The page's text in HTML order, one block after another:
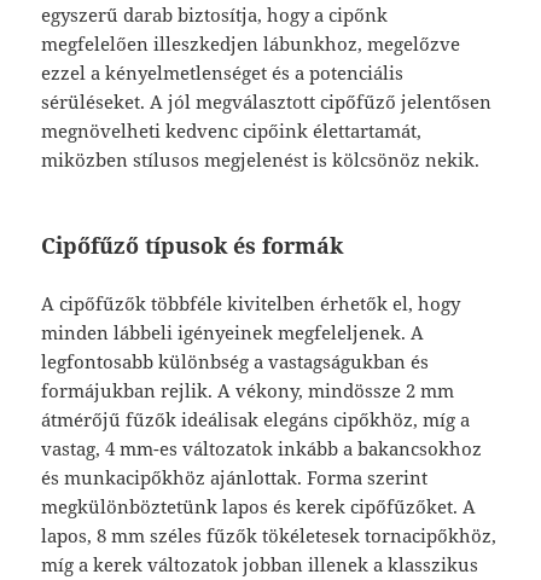
egyszerű darab biztosítja, hogy a cipőnk
megfelelően illeszkedjen lábunkhoz, megelőzve
ezzel a kényelmetlenséget és a potenciális
sérüléseket. A jól megválasztott cipőfűző jelentősen
megnövelheti kedvenc cipőink élettartamát,
miközben stílusos megjelenést is kölcsönöz nekik.
Cipőfűző típusok és formák
A cipőfűzők többféle kivitelben érhetők el, hogy
minden lábbeli igényeinek megfeleljenek. A
legfontosabb különbség a vastagságukban és
formájukban rejlik. A vékony, mindössze 2 mm
átmérőjű fűzők ideálisak elegáns cipőkhöz, míg a
vastag, 4 mm-es változatok inkább a bakancsokhoz
és munkacipőkhöz ajánlottak. Forma szerint
megkülönböztetünk lapos és kerek cipőfűzőket. A
lapos, 8 mm széles fűzők tökéletesek tornacipőkhöz,
míg a kerek változatok jobban illenek a klasszikus